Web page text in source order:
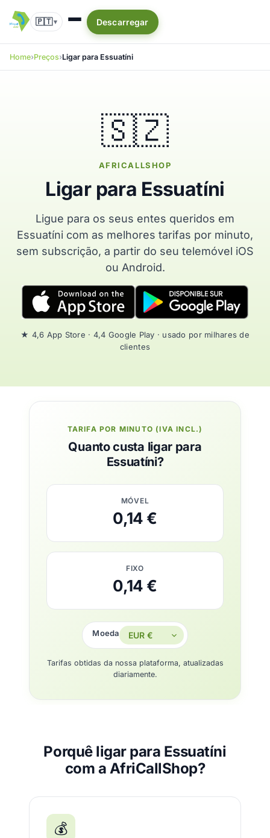
🇵🇹▾ Descarregar
Home Preços Ligar para Essuatíni
🇸🇿
AFRICALLSHOP
Ligar para Essuatíni
Ligue para os seus entes queridos em
Essuatíni com as melhores tarifas por minuto,
sem subscrição, a partir do seu telemóvel iOS
ou Android.
★ 4,6 App Store · 4,4 Google Play · usado por milhares de
clientes
TARIFA POR MINUTO (IVA INCL.)
Quanto custa ligar para
Essuatíni?
MÓVEL
0,14 €
FIXO
0,14 €
Moeda
Tarifas obtidas da nossa plataforma, atualizadas
diariamente.
Porquê ligar para Essuatíni
com a AfriCallShop?
💰